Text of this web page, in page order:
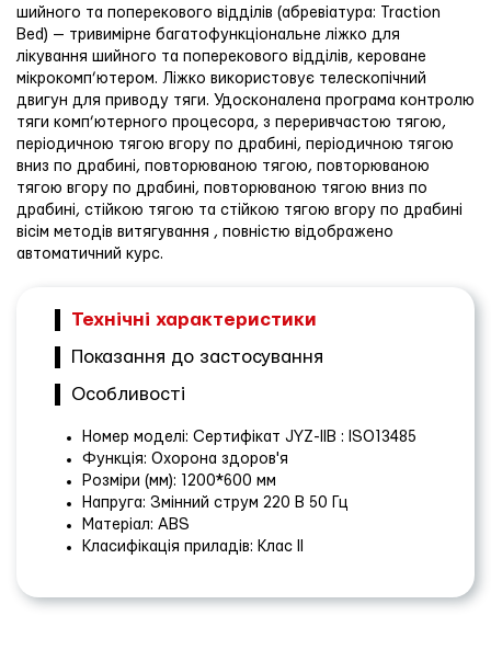
шийного та поперекового відділів (абревіатура: Traction
Bed) — тривимірне багатофункціональне ліжко для
лікування шийного та поперекового відділів, кероване
мікрокомп’ютером. Ліжко використовує телескопічний
двигун для приводу тяги. Удосконалена програма контролю
тяги комп’ютерного процесора, з переривчастою тягою,
періодичною тягою вгору по драбині, періодичною тягою
вниз по драбині, повторюваною тягою, повторюваною
тягою вгору по драбині, повторюваною тягою вниз по
драбині, стійкою тягою та стійкою тягою вгору по драбині
вісім методів витягування , повністю відображено
автоматичний курс.
Технічні характеристики
Показання до застосування
Особливості
Номер моделі: Сертифікат JYZ-IIB : ISO13485
Функція: Охорона здоров'я
Розміри (мм): 1200*600 мм
Напруга: Змінний струм 220 В 50 Гц
Матеріал: ABS
Класифікація приладів: Клас II